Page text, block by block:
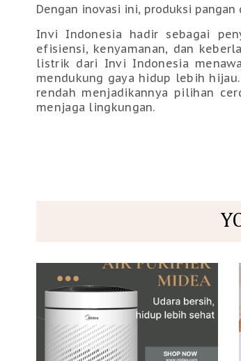
Dengan inovasi ini, produksi
Invi Indonesia hadir sebagai
efisiensi, kenyamanan, dan
listrik dari Invi Indonesia
mendukung gaya hidup lebih
rendah menjadikannya pilihan
menjaga lingkungan.